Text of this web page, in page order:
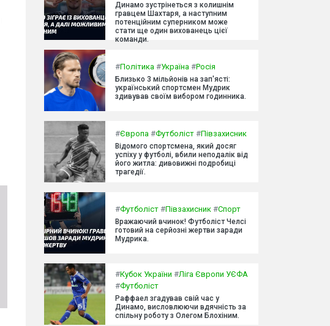
Динамо зустрінеться з колишнім
гравцем Шахтаря, а наступним
потенційним суперником може
стати ще один вихованець цієї
команди.
#Політика #Україна #Росія
Близько 3 мільйонів на зап'ясті:
український спортсмен Мудрик
здивував своїм вибором годинника.
#Європа #Футболіст #Півзахисник
Відомого спортсмена, який досяг
успіху у футболі, вбили неподалік від
його житла: дивовижні подробиці
трагедії.
#Футболіст #Півзахисник #Спорт
Вражаючий вчинок! Футболіст Челсі
готовий на серйозні жертви заради
Мудрика.
#Кубок України #Ліга Європи УЄФА
#Футболіст
Раффаел згадував свій час у
Динамо, висловлюючи вдячність за
спільну роботу з Олегом Блохіним.